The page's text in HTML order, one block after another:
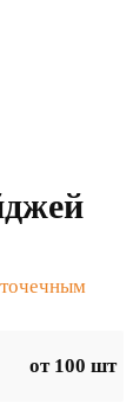
от 100 шт